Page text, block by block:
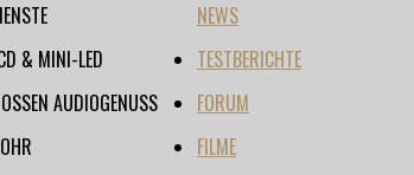
NEWS
& MINI-LED
AUDIOGENUSS
TESTBERICHTE
FORUM
FILME